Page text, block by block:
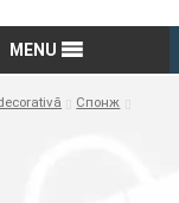
MENU
Спонж